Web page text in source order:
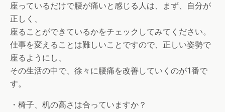
座っているだけで腰が痛いと感じる人は、まず、自分が
正しく、
座ることができているかをチェックしてみてください。
仕事を変えることは難しいことですので、正しい姿勢で
座るようにし、
その生活の中で、徐々に腰痛を改善していくのが1番で
す。
・椅子、机の高さは合っていますか？